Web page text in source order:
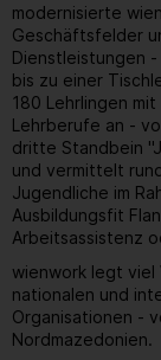
modernisierte
Geschäftsfelder
Dienstleistungen
bis zu einer
180 Lehrlingen
Lehrberufe an -
dritte Standbein
und vermittelt
Jugendliche im
Ausbildungsfit
Arbeitsassistenz
wienwork legt viel
nationalen und
Organisationen -
Nordmazedonien.